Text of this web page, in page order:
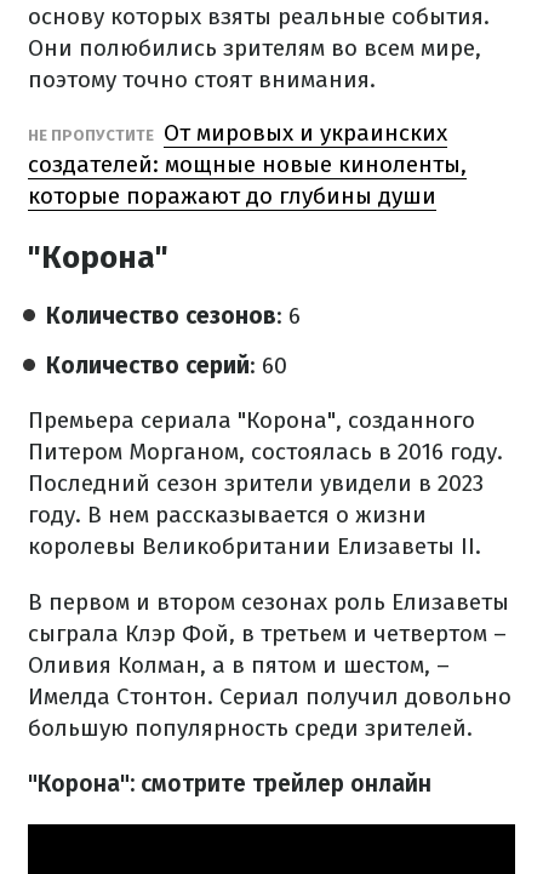
основу которых взяты реальные события.
Они полюбились зрителям во всем мире,
поэтому точно стоят внимания.
НЕ ПРОПУСТИТЕ От мировых и украинских
создателей: мощные новые киноленты,
которые поражают до глубины души
"Корона"
Количество сезонов: 6
Количество серий: 60
Премьера сериала "Корона", созданного
Питером Морганом, состоялась в 2016 году.
Последний сезон зрители увидели в 2023
году. В нем рассказывается о жизни
королевы Великобритании Елизаветы II.
В первом и втором сезонах роль Елизаветы
сыграла Клэр Фой, в третьем и четвертом –
Оливия Колман, а в пятом и шестом, –
Имелда Стонтон. Сериал получил довольно
большую популярность среди зрителей.
"Корона": смотрите трейлер онлайн